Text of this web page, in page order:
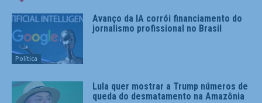
Política
Avanço da IA corrói financiamento do
jornalismo profissional no Brasil
Lula quer mostrar a Trump números de
queda do desmatamento na Amazônia